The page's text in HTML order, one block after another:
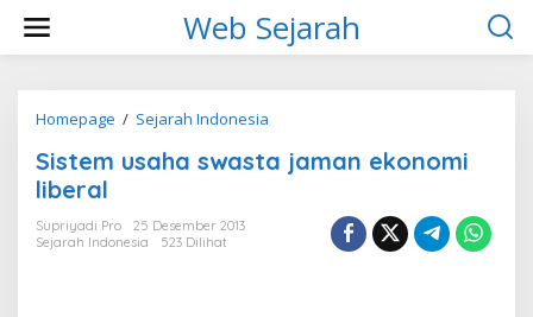
w
Web Sejarah
Homepage / Sejarah Indonesia
s
Sistem usaha swasta jaman ekonomi
liberal
Supriyadi Pro
25 Desember 2013
Sejarah Indonesia
523 Dilihat